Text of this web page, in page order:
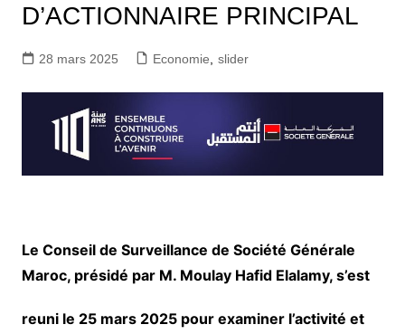
D’ACTIONNAIRE PRINCIPAL
28 mars 2025 Economie slider
Le Conseil de Surveillance de Société Générale
Maroc, présidé par M. Moulay Hafid Elalamy, s’est
reuni le 25 mars 2025 pour examiner l’activité et